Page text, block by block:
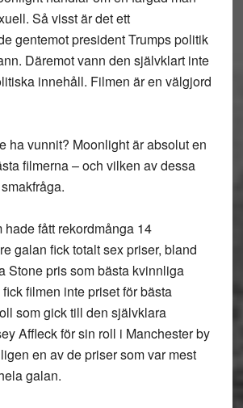
Så visst är det ett
gentemot president Trumps politik
Däremot vann den självklart inte
innehåll. Filmen är en välgjord
ha vunnit? Moonlight är absolut en
filmerna – och vilken av dessa
hade fått rekordmånga 14
galan fick totalt sex priser, bland
Stone pris som bästa kvinnliga
filmen inte priset för bästa
som gick till den självklara
Affleck för sin roll i Manchester by
en av de priser som var mest
galan.